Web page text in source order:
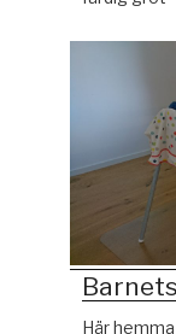
Här